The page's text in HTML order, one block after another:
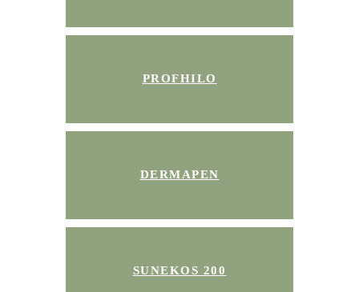
PROFHILO
DERMAPEN
SUNEKOS 200